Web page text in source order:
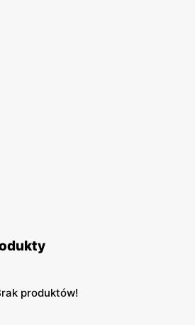
produktów!